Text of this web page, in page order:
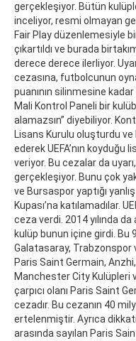
gerçekleşiyor. Bütün
inceliyor, resmi olmayan
Fair Play düzenlemesiyle
çıkartıldı ve burada
derece derece ilerliyor.
cezasına, futbolcunun
puanının silinmesine
Mali Kontrol Paneli bir
alamazsın” diyebiliyor.
Lisans Kurulu oluşturdu
ederek UEFA’nın
veriyor. Bu cezalar da
gerçekleşiyor. Bunu çok
ve Bursaspor yaptığı
Kupası’na katılamadılar.
ceza verdi. 2014 yılında
kulüp bunun içine girdi. Bu
Galatasaray, Trabzonspor
Paris Saint Germain,
Manchester City Kulüpleri
çarpıcı olanı Paris Saint
cezadır. Bu cezanın 40
ertelenmiştir. Ayrıca
arasında sayılan Paris